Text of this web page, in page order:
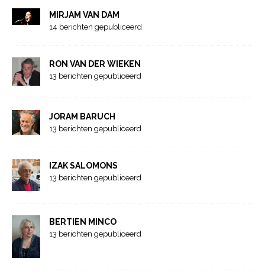
MIRJAM VAN DAM
14 berichten gepubliceerd
RON VAN DER WIEKEN
13 berichten gepubliceerd
JORAM BARUCH
13 berichten gepubliceerd
IZAK SALOMONS
13 berichten gepubliceerd
BERTIEN MINCO
13 berichten gepubliceerd